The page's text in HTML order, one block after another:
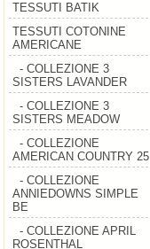
TESSUTI BATIK
TESSUTI COTONINE
AMERICANE
- COLLEZIONE 3
SISTERS LAVANDER
- COLLEZIONE 3
SISTERS MEADOW
- COLLEZIONE
AMERICAN COUNTRY 25
- COLLEZIONE
ANNIEDOWNS SIMPLE
BE
- COLLEZIONE APRIL
ROSENTHAL